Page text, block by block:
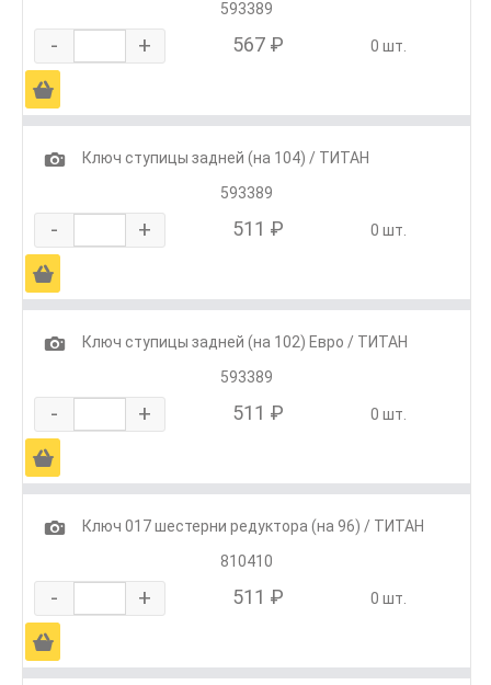
593389
- + 567 ₽ 0 шт.
Ä
1
Ключ ступицы задней (на 104) / ТИТАН
593389
- + 511 ₽ 0 шт.
Ä
1
Ключ ступицы задней (на 102) Евро / ТИТАН
593389
- + 511 ₽ 0 шт.
Ä
1
Ключ 017 шестерни редуктора (на 96) / ТИТАН
810410
- + 511 ₽ 0 шт.
Ä